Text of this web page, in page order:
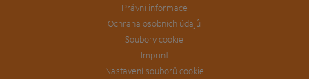
Právní informace
Ochrana osobních údajů
Soubory cookie
Imprint
Nastavení souborů cookie